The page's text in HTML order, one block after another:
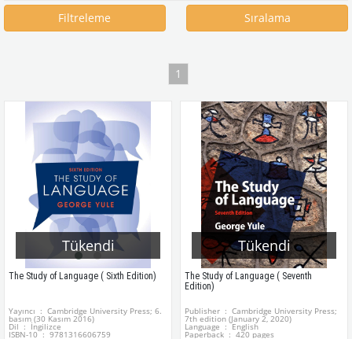
Filtreleme Sıralama
1
Tükendi
The Study of Language ( Sixth Edition)
Yayıncı ‏ : ‎ Cambridge University Press; 6.
basım (30 Kasım 2016)
Dil ‏ : ‎ İngilizce
ISBN-10 ‏ : ‎ 9781316606759
Tükendi
The Study of Language ( Seventh
Edition)
Publisher ‏ : ‎ Cambridge University Press;
7th edition (January 2, 2020)
Language ‏ : ‎ English
Paperback ‏ : ‎ 420 pages